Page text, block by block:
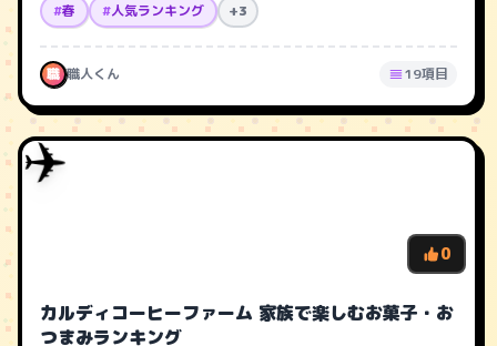
#春 #人気ランキング +3
職 職人くん 19項目
✈️
0
カルディコーヒーファーム 家族で楽しむお菓子・お
つまみランキング